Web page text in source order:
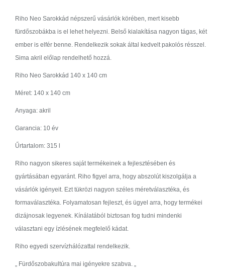
Riho Neo Sarokkád népszerű vásárlók körében, mert kisebb
fürdőszobákba is el lehet helyezni. Belső kialakítása nagyon tágas, két
ember is elfér benne. Rendelkezik sokak által kedvelt pakolós résszel.
Sima akril előlap rendelhető hozzá.
Riho Neo Sarokkád 140 x 140 cm
Méret: 140 x 140 cm
Anyaga: akril
Garancia: 10 év
Űrtartalom: 315 l
Riho nagyon sikeres saját termékeinek a fejlesztésében és
gyártásában egyaránt. Riho figyel arra, hogy abszolút kiszolgálja a
vásárlók igényeit. Ezt tükrözi nagyon széles méretválasztéka, és
formaválasztéka. Folyamatosan fejleszt, és ügyel arra, hogy termékei
dizájnosak legyenek. Kínálatából biztosan fog tudni mindenki
választani egy ízlésének megfelelő kádat.
Riho egyedi szervízhálózattal rendelkezik.
„ Fürdőszobakultúra mai igényekre szabva. „